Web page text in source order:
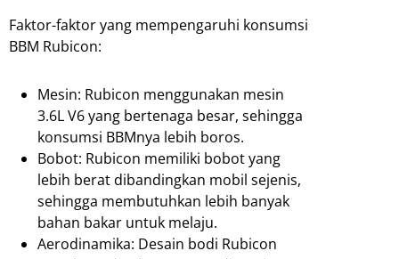
Faktor-faktor yang mempengaruhi konsumsi
BBM Rubicon:
Mesin: Rubicon menggunakan mesin
3.6L V6 yang bertenaga besar, sehingga
konsumsi BBMnya lebih boros.
Bobot: Rubicon memiliki bobot yang
lebih berat dibandingkan mobil sejenis,
sehingga membutuhkan lebih banyak
bahan bakar untuk melaju.
Aerodinamika: Desain bodi Rubicon